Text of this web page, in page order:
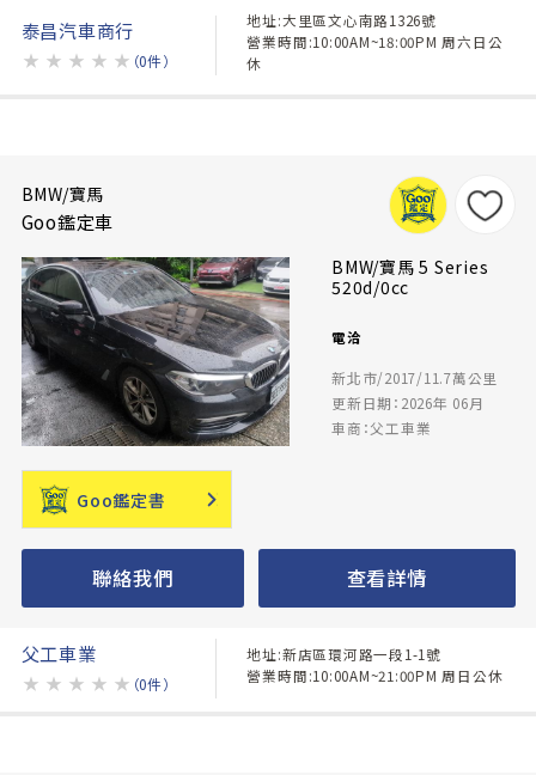
泰昌汽車商行
★ ★ ★ ★ ★ （0件）
地址:大里區文心南路1326號
營業時間:10:00AM~18:00PM 周六日公
休
BMW/寶馬
Goo鑑定車
BMW/寶馬 5 Series
520d/0cc
電洽
新北市/2017/11.7萬公里
更新日期：2026年 06月
車商：父工車業
Goo鑑定書
聯絡我們 查看詳情
父工車業
★ ★ ★ ★ ★ （0件）
地址:新店區環河路一段1-1號
營業時間:10:00AM~21:00PM 周日公休